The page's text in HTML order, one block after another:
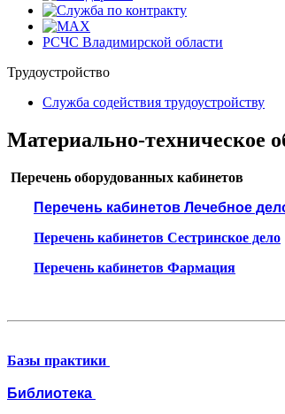
РСЧС Владимирской области
Трудоустройство
Cлужба содействия трудоустройству
Материально-техническое
Перечень оборудованных кабинетов
Перечень кабинетов Лечебное
Перечень кабинетов Сестринское дело
Перечень кабинетов Фармация
Базы практики
Библиотека